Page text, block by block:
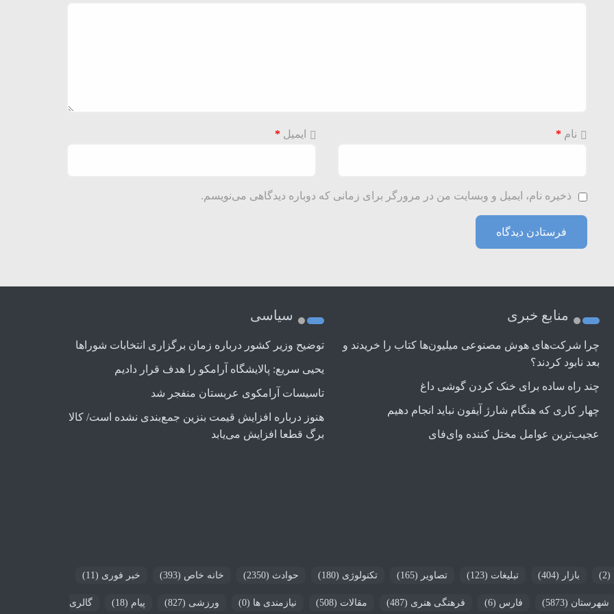
نام * ایمیل *
ذخیره نام، ایمیل و وبسایت من در مرورگر برای زمانی که دوباره دیدگاهی می‌نویسم.
منابع خبری
چرا شرکت‌های هوش مصنوعی میلیون‌ها کتاب را خریدند و
بعد نابود کردند؟
چند راه‌ ساده برای خنک کردن گوشی داغ
چهار کاری که هنگام شارژ آیفون نباید انجام دهیم
عجیب‌ترین عوامل مختل کننده وای‌فای
سیاسی
توضیح وزیر کشور درباره زمان برگزاری انتخابات شوراها
یحیی سریع: پالایشگاه آرامکو را هدف قرار دادیم
تاسیسات آرامکوی عربستان منفجر شد
هنوز درباره افزایش قیمت بنزین جمع‌بندی نشده است/ کالا
برگ قطعا افزایش می‌یابد
(2) بازار (404) تبلیغات (123) تصاویر (165) تکنولوژی (180) حوادث (2350) خانه خاص (393) خبر فوری (11)
شهرستان (5873) فارس (6) فرهنگی هنری (487) مقالات (508) نیازمندی ها (0) ورزشی (827) پیام (18) گالری